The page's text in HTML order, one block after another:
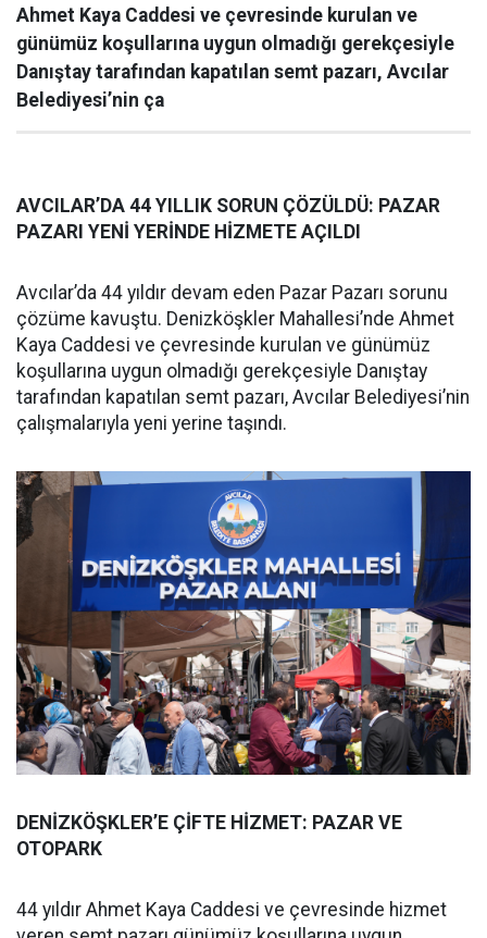
Ahmet Kaya Caddesi ve çevresinde kurulan ve
günümüz koşullarına uygun olmadığı gerekçesiyle
Danıştay tarafından kapatılan semt pazarı, Avcılar
Belediyesi’nin ça
AVCILAR’DA 44 YILLIK SORUN ÇÖZÜLDÜ: PAZAR
PAZARI YENİ YERİNDE HİZMETE AÇILDI
Avcılar’da 44 yıldır devam eden Pazar Pazarı sorunu
çözüme kavuştu. Denizköşkler Mahallesi’nde Ahmet
Kaya Caddesi ve çevresinde kurulan ve günümüz
koşullarına uygun olmadığı gerekçesiyle Danıştay
tarafından kapatılan semt pazarı, Avcılar Belediyesi’nin
çalışmalarıyla yeni yerine taşındı.
DENİZKÖŞKLER’E ÇİFTE HİZMET: PAZAR VE
OTOPARK
44 yıldır Ahmet Kaya Caddesi ve çevresinde hizmet